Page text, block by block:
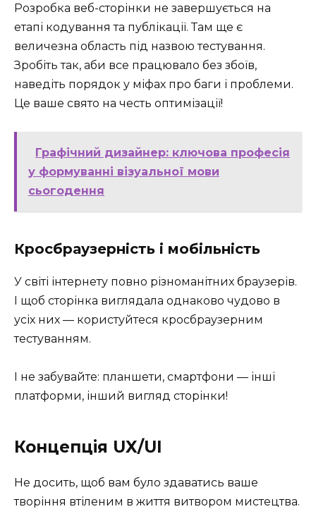
Розробка веб-сторінки не завершується на
етапі кодування та публікації. Там ще є
величезна область під назвою тестування.
Зробіть так, аби все працювало без збоїв,
наведіть порядок у міфах про баги і проблеми.
Це ваше свято на честь оптимізації!
Графічний дизайнер: ключова професія
у формуванні візуальної мови
сьогодення
Кросбраузерність і мобільність
У світі інтернету повно різноманітних браузерів.
І щоб сторінка виглядала однаково чудово в
усіх них — користуйтеся кросбраузерним
тестуванням.
І не забувайте: планшети, смартфони — інші
платформи, інший вигляд сторінки!
Концепція UX/UI
Не досить, щоб вам було здаватись ваше
творіння втіленим в життя витвором мистецтва.